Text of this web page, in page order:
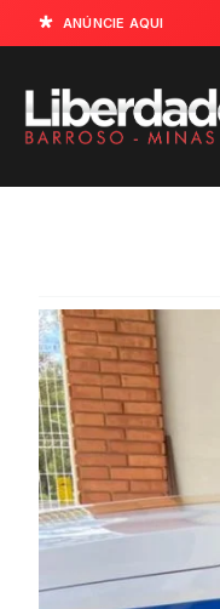
ANÚNCIE AQUI